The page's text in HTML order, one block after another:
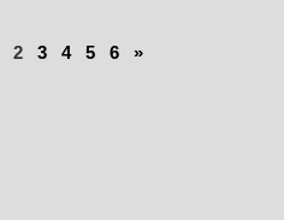
2 3 4 5 6 »